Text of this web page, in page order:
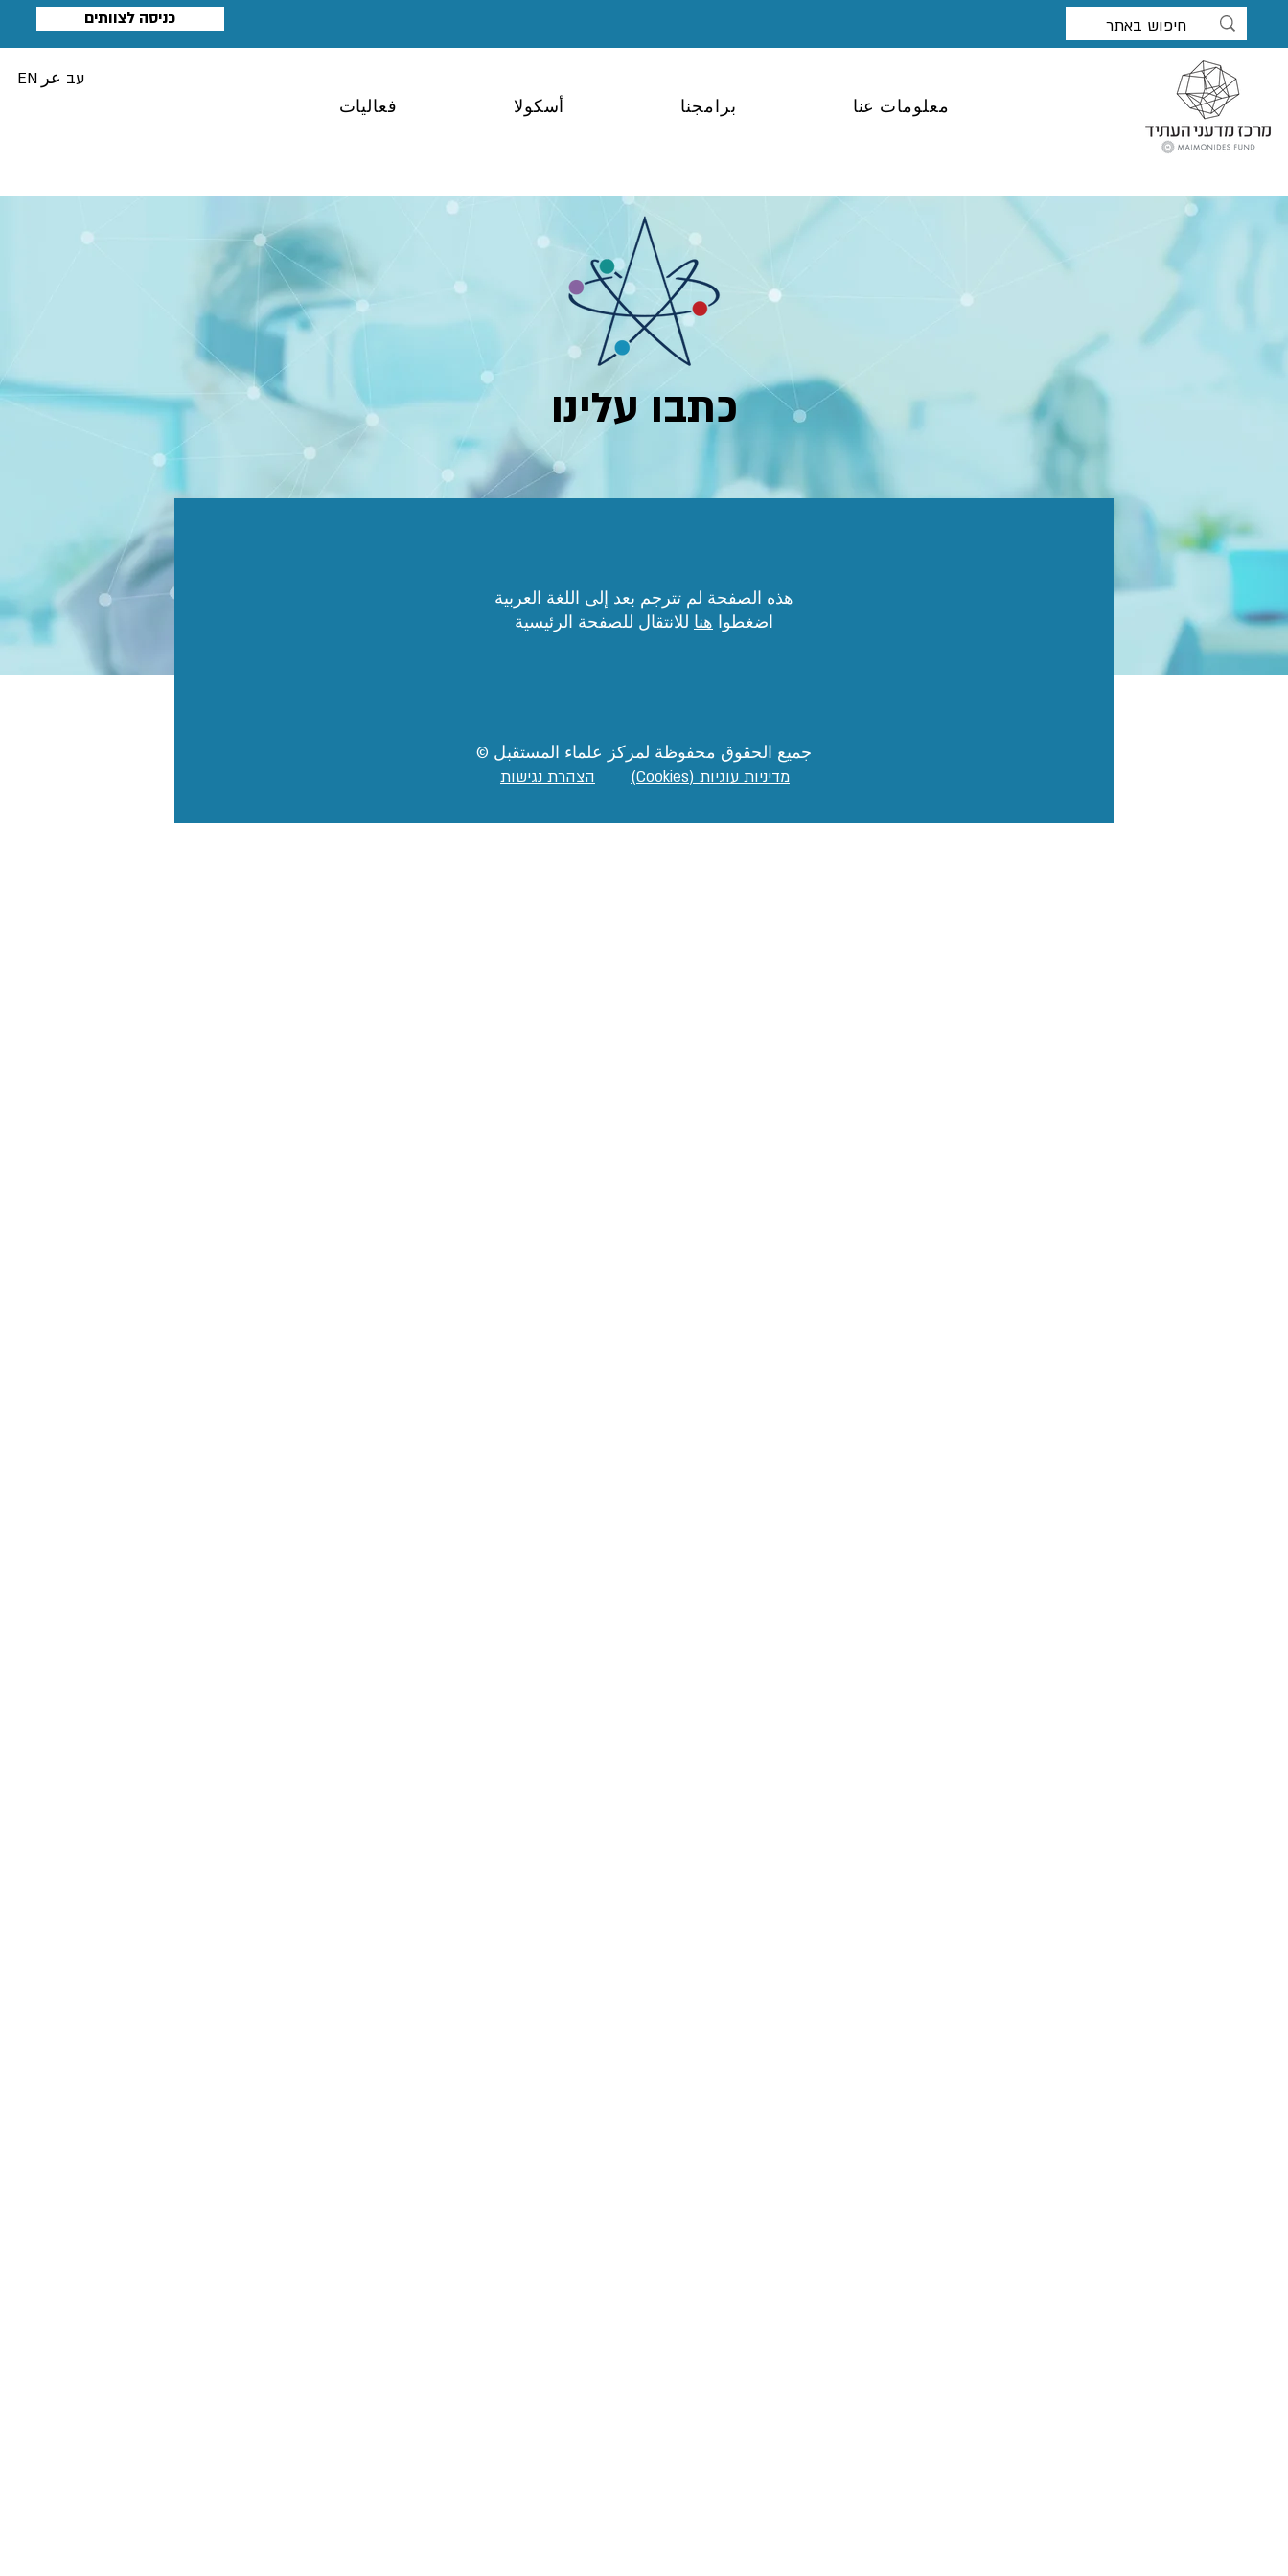
כניסה לצוותים
EN عر עב
فعاليات
أسكولا برامجنا معلومات عنا
כתבו עלינו
هذه الصفحة لم تترجم بعد إلى اللغة العربية
اضغطوا هنا للانتقال للصفحة الرئيسية
جميع الحقوق محفوظة لمركز علماء المستقبل ©
הצהרת נגישות
מדיניות עוגיות (Cookies)